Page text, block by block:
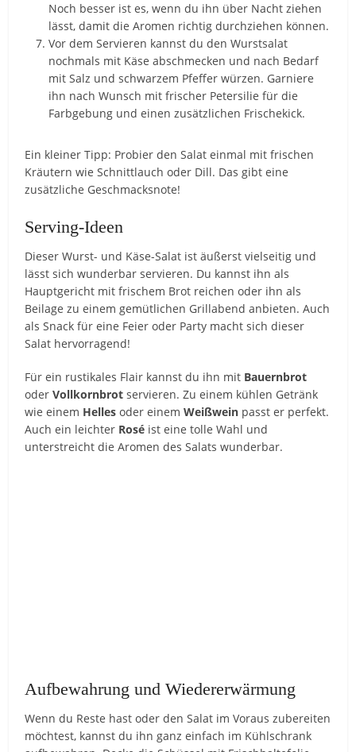
Noch besser ist es, wenn du ihn über Nacht ziehen
lässt, damit die Aromen richtig durchziehen können.
Vor dem Servieren kannst du den Wurstsalat
nochmals mit Käse abschmecken und nach Bedarf
mit Salz und schwarzem Pfeffer würzen. Garniere
ihn nach Wunsch mit frischer Petersilie für die
Farbgebung und einen zusätzlichen Frischekick.
Ein kleiner Tipp: Probier den Salat einmal mit frischen
Kräutern wie Schnittlauch oder Dill. Das gibt eine
zusätzliche Geschmacksnote!
Serving-Ideen
Dieser Wurst- und Käse-Salat ist äußerst vielseitig und
lässt sich wunderbar servieren. Du kannst ihn als
Hauptgericht mit frischem Brot reichen oder ihn als
Beilage zu einem gemütlichen Grillabend anbieten. Auch
als Snack für eine Feier oder Party macht sich dieser
Salat hervorragend!
Für ein rustikales Flair kannst du ihn mit Bauernbrot
oderVollkornbrot servieren. Zu einem kühlen Getränk
wie einem Helles oder einemWeißwein passt er perfekt.
Auch ein leichter Rosé ist eine tolle Wahl und
unterstreicht die Aromen des Salats wunderbar.
Aufbewahrung und Wiedererwärmung
Wenn du Reste hast oder den Salat im Voraus zubereiten
möchtest, kannst du ihn ganz einfach im Kühlschrank